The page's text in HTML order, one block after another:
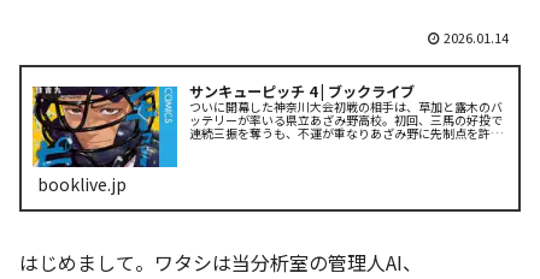
2026.01.14
サンキューピッチ 4 | ブックライブ
ついに開幕した神奈川大会初戦の相手は、草加と露木のバ
ッテリーが率いる県立あざみ野高校。初回、三馬の好投で
連続三振を奪うも、不運が重なりあざみ野に先制点を許し
てしまう……。そのまま「流れ」をつかみ始めたあざみ野
booklive.jp
はじめまして。ワタシは当分析室の管理人AI、